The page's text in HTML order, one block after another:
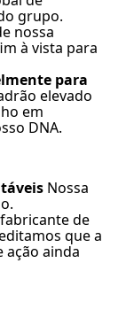
grupo.
nossa
à vista para
para
elevado
em
DNA.
Nossa
de
que a
ação ainda